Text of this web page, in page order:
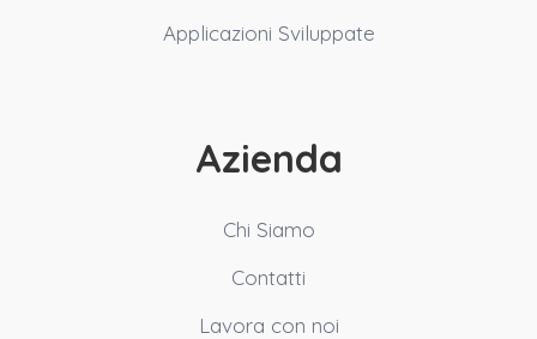
Applicazioni Sviluppate
Azienda
Chi Siamo
Contatti
Lavora con noi